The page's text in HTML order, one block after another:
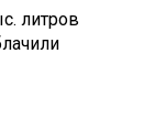
литров